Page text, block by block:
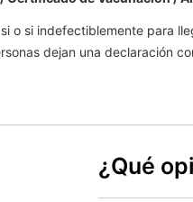
o si indefectiblemente para
dejan una declaración
¿Qué